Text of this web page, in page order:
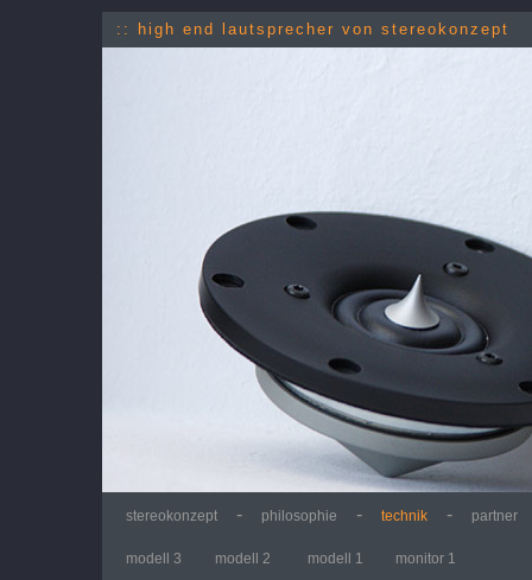
:: high end lautsprecher von stereokonzept
stereokonzept - philosophie - technik - partner
modell 3 modell 2 modell 1 monitor 1